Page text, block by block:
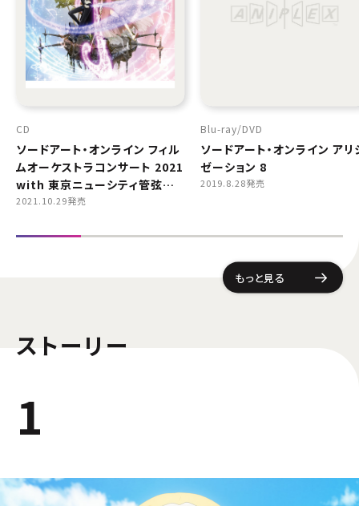
CD
ソードアート・オンライン フィル
ムオーケストラコンサート 2021
with 東京ニューシティ管弦楽
団
2021.10.29発売
Blu-ray DVD
ソードアート・オンライン アリ
ゼーション 8
2019.8.28発売
もっと見る
ストーリー
1